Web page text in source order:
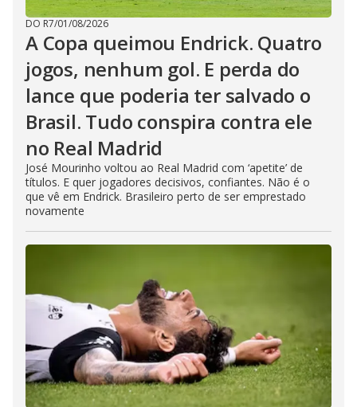
DO R7/01/08/2026
A Copa queimou Endrick. Quatro
jogos, nenhum gol. E perda do
lance que poderia ter salvado o
Brasil. Tudo conspira contra ele
no Real Madrid
José Mourinho voltou ao Real Madrid com ‘apetite’ de
títulos. E quer jogadores decisivos, confiantes. Não é o
que vê em Endrick. Brasileiro perto de ser emprestado
novamente